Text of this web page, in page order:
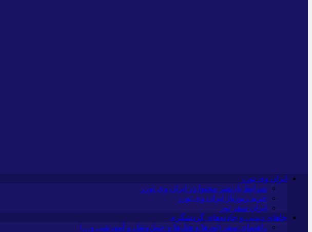
ایران وی تورز
شرایط بازنشر محتوا در ایران وی تورز
خرید رپورتاژ ایران وی تورز
ایران سفر تور
جاهای دیدنی و جاذبه‌های گردشگری
راهنمای سفر (تورها و هتل‌ها و حمل‌و‌نقل و آموزشی و…)